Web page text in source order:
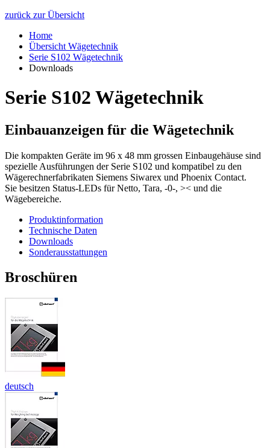
zurück zur Übersicht
Home
Übersicht Wägetechnik
Serie S102 Wägetechnik
Downloads
Serie S102 Wägetechnik
Einbauanzeigen für die Wägetechnik
Die kompakten Geräte im 96 x 48 mm grossen Einbaugehäuse sind
spezielle Ausführungen der Serie S102 und kompatibel zu den
Wägerechnerfabrikaten Siemens Siwarex und Phoenix Contact.
Sie besitzen Status-LEDs für Netto, Tara, -0-, >< und die
Wägebereiche.
Produktinformation
Technische Daten
Downloads
Sonderausstattungen
Broschüren
deutsch